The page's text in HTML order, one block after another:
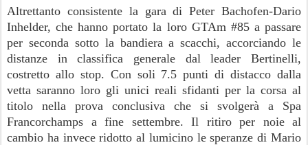
Altrettanto consistente la gara diPeter Bachofen-Dario
Inhelder, che hanno portato la loro GTAm #85 a passare
per seconda sotto la bandiera a scacchi, accorciando le
distanze in classifica generale dal leader Bertinelli,
costretto allo stop. Con soli 7.5 punti di distacco dalla
vetta saranno loro gli unici reali sfidanti per la corsa al
titolo nella prova conclusiva che si svolgerà a Spa
Francorchamps a fine settembre. Il ritiro per noie al
cambio ha invece ridotto al lumicino le speranze di Mario